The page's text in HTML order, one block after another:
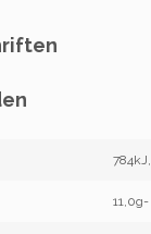
11,0g-